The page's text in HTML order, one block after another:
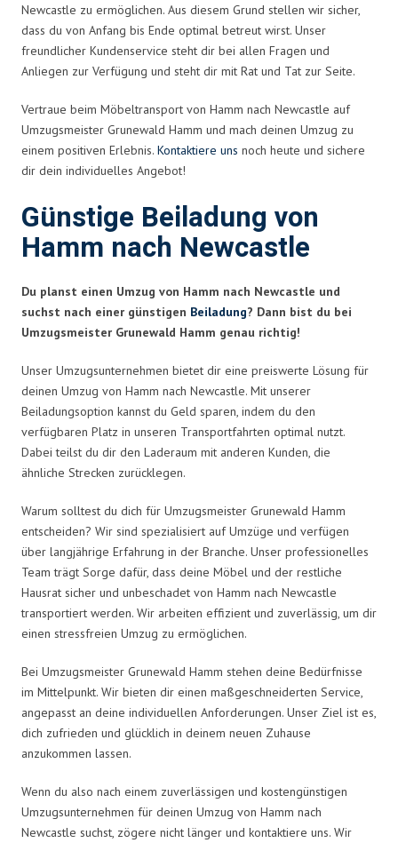
Newcastle zu ermöglichen. Aus diesem Grund stellen wir sicher,
dass du von Anfang bis Ende optimal betreut wirst. Unser
freundlicher Kundenservice steht dir bei allen Fragen und
Anliegen zur Verfügung und steht dir mit Rat und Tat zur Seite.
Vertraue beim Möbeltransport von Hamm nach Newcastle auf
Umzugsmeister Grunewald Hamm und mach deinen Umzug zu
einem positiven Erlebnis. Kontaktiere uns noch heute und sichere
dir dein individuelles Angebot!
Günstige Beiladung von
Hamm nach Newcastle
Du planst einen Umzug von Hamm nach Newcastle und
suchst nach einer günstigen Beiladung? Dann bist du bei
Umzugsmeister Grunewald Hamm genau richtig!
Unser Umzugsunternehmen bietet dir eine preiswerte Lösung für
deinen Umzug von Hamm nach Newcastle. Mit unserer
Beiladungsoption kannst du Geld sparen, indem du den
verfügbaren Platz in unseren Transportfahrten optimal nutzt.
Dabei teilst du dir den Laderaum mit anderen Kunden, die
ähnliche Strecken zurücklegen.
Warum solltest du dich für Umzugsmeister Grunewald Hamm
entscheiden? Wir sind spezialisiert auf Umzüge und verfügen
über langjährige Erfahrung in der Branche. Unser professionelles
Team trägt Sorge dafür, dass deine Möbel und der restliche
Hausrat sicher und unbeschadet von Hamm nach Newcastle
transportiert werden. Wir arbeiten effizient und zuverlässig, um dir
einen stressfreien Umzug zu ermöglichen.
Bei Umzugsmeister Grunewald Hamm stehen deine Bedürfnisse
im Mittelpunkt. Wir bieten dir einen maßgeschneiderten Service,
angepasst an deine individuellen Anforderungen. Unser Ziel ist es,
dich zufrieden und glücklich in deinem neuen Zuhause
anzukommen lassen.
Wenn du also nach einem zuverlässigen und kostengünstigen
Umzugsunternehmen für deinen Umzug von Hamm nach
Newcastle suchst, zögere nicht länger und kontaktiere uns. Wir